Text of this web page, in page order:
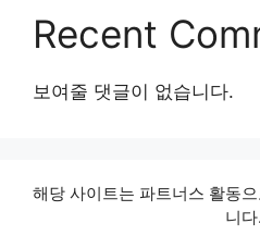
Recent
보여줄 댓글이 없습니다.
해당 사이트는 파트너스 활동
니다.